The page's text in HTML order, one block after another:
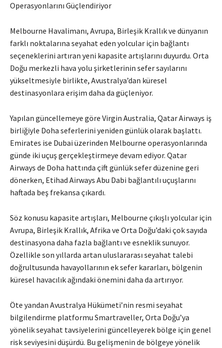
Operasyonlarını Güçlendiriyor
Melbourne Havalimanı, Avrupa, Birleşik Krallık ve dünyanın
farklı noktalarına seyahat eden yolcular için bağlantı
seçeneklerini artıran yeni kapasite artışlarını duyurdu. Orta
Doğu merkezli hava yolu şirketlerinin sefer sayılarını
yükseltmesiyle birlikte, Avustralya’dan küresel
destinasyonlara erişim daha da güçleniyor.
Yapılan güncellemeye göre Virgin Australia, Qatar Airways iş
birliğiyle Doha seferlerini yeniden günlük olarak başlattı.
Emirates ise Dubai üzerinden Melbourne operasyonlarında
günde iki uçuş gerçekleştirmeye devam ediyor. Qatar
Airways de Doha hattında çift günlük sefer düzenine geri
dönerken, Etihad Airways Abu Dabi bağlantılı uçuşlarını
haftada beş frekansa çıkardı.
Söz konusu kapasite artışları, Melbourne çıkışlı yolcular için
Avrupa, Birleşik Krallık, Afrika ve Orta Doğu’daki çok sayıda
destinasyona daha fazla bağlantı ve esneklik sunuyor.
Özellikle son yıllarda artan uluslararası seyahat talebi
doğrultusunda havayollarının ek sefer kararları, bölgenin
küresel havacılık ağındaki önemini daha da artırıyor.
Öte yandan Avustralya Hükümeti’nin resmi seyahat
bilgilendirme platformu Smartraveller, Orta Doğu’ya
yönelik seyahat tavsiyelerini güncelleyerek bölge için genel
risk seviyesini düşürdü. Bu gelişmenin de bölgeye yönelik